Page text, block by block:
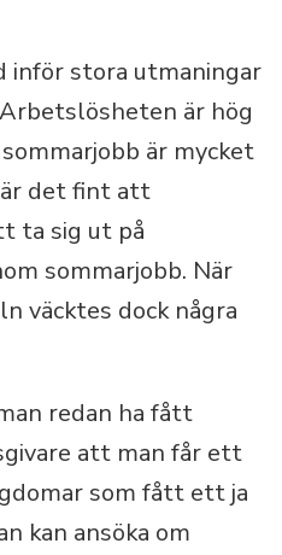
inför stora utmaningar
är hög
är mycket
är det fint att
ta sig ut på
sommarjobb. När
väcktes dock några
redan ha fått
att man får ett
som fått ett ja
kan ansöka om